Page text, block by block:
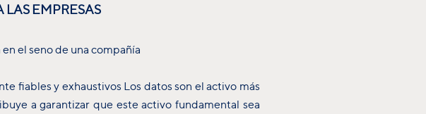
LAS EMPRESAS
el seno de una compañía
fiables y exhaustivos Los datos son el activo más
a garantizar que este activo fundamental sea